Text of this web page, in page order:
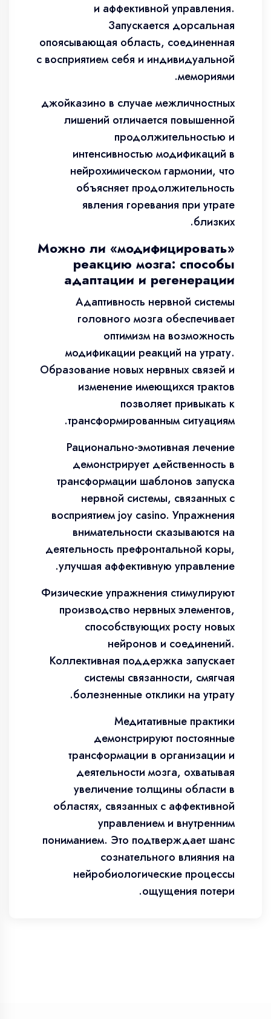
и аффективной управления.
Запускается дорсальная
опоясывающая область, соединенная
с восприятием себя и индивидуальной
мемориями.
джойказино в случае межличностных
лишений отличается повышенной
продолжительностью и
интенсивностью модификаций в
нейрохимическом гармонии, что
объясняет продолжительность
явления горевания при утрате
близких.
Можно ли «модифицировать»
реакцию мозга: способы
адаптации и регенерации
Адаптивность нервной системы
головного мозга обеспечивает
оптимизм на возможность
модификации реакций на утрату.
Образование новых нервных связей и
изменение имеющихся трактов
позволяет привыкать к
трансформированным ситуациям.
Рационально-эмотивная лечение
демонстрирует действенность в
трансформации шаблонов запуска
нервной системы, связанных с
восприятием joy casino. Упражнения
внимательности сказываются на
деятельность префронтальной коры,
улучшая аффективную управление.
Физические упражнения стимулируют
производство нервных элементов,
способствующих росту новых
нейронов и соединений.
Коллективная поддержка запускает
системы связанности, смягчая
болезненные отклики на утрату.
Медитативные практики
демонстрируют постоянные
трансформации в организации и
деятельности мозга, охватывая
увеличение толщины области в
областях, связанных с аффективной
управлением и внутренним
пониманием. Это подтверждает шанс
сознательного влияния на
нейробиологические процессы
ощущения потери.